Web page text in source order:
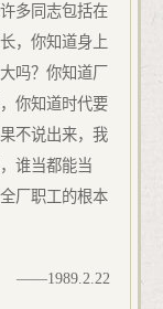
多同志包括在
，你知道身上
吗？你知道厂
你知道时代要
不说出来，我
谁当都能当
厂职工的根本
——1989.2.22